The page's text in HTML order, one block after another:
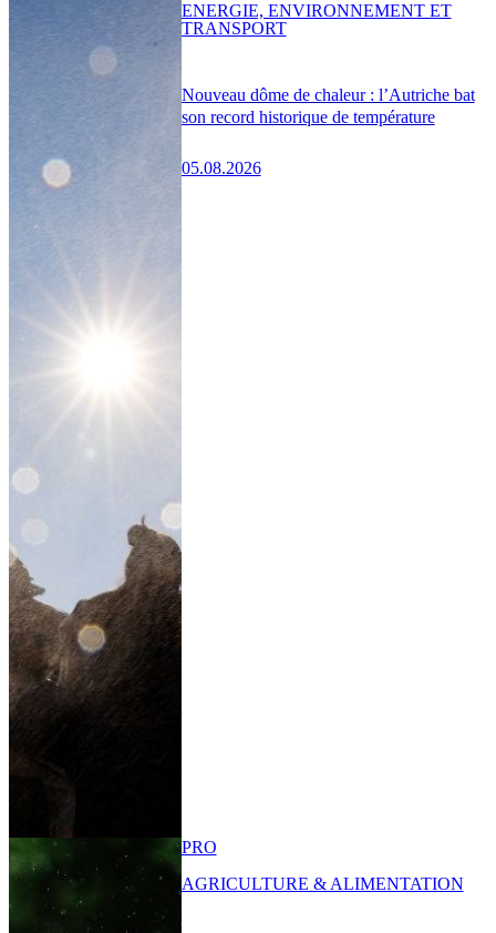
Nouveau dôme de chaleur : l’Autriche bat
son record historique de température
05.08.2026
ENERGIE, ENVIRONNEMENT ET
TRANSPORT
PRO
AGRICULTURE & ALIMENTATION